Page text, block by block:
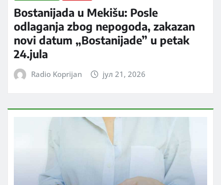
Bostanijada u Mekišu: Posle
odlaganja zbog nepogoda, zakazan
novi datum „Bostanijade” u petak
24.jula
Radio Koprijan јул 21, 2026